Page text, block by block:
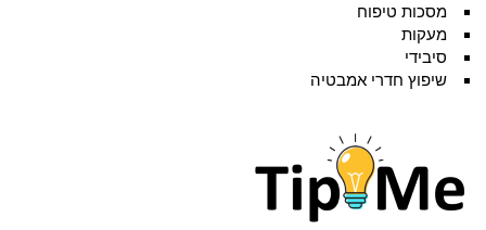
מסכות טיפוח
מעקות
סיבידי
שיפוץ חדרי אמבטיה